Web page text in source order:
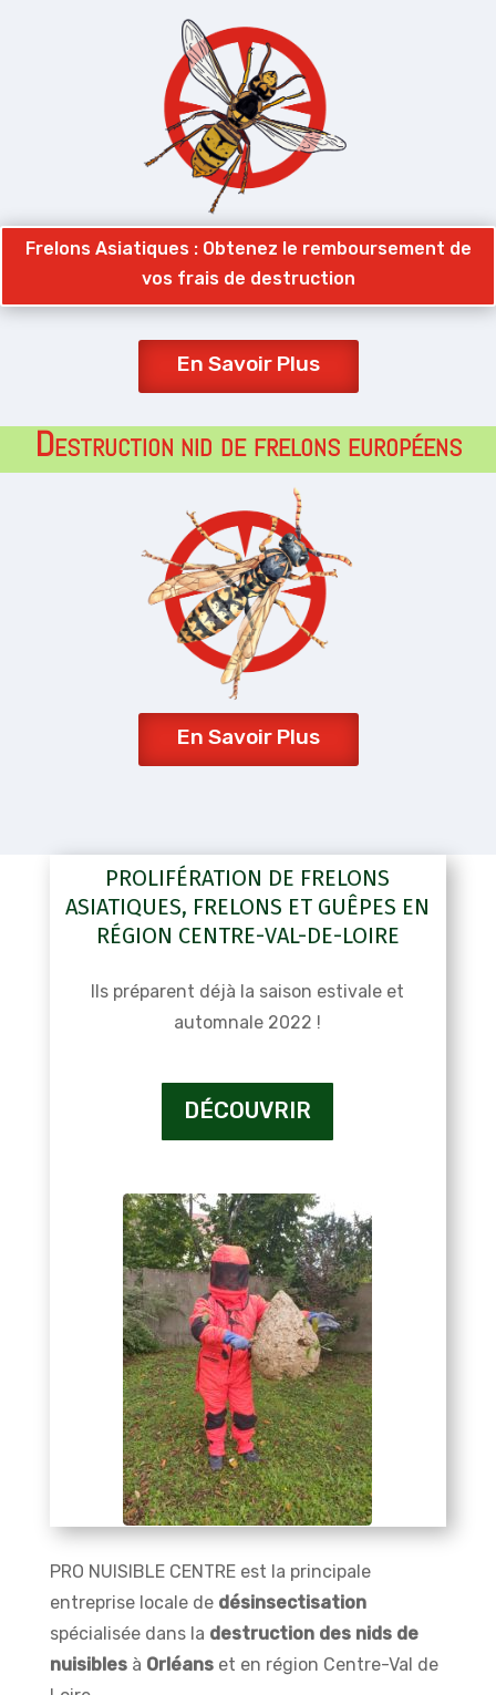
Frelons Asiatiques : Obtenez le remboursement de
vos frais de destruction
En Savoir Plus
Destruction nid de frelons européens
En Savoir Plus
PROLIFÉRATION DE FRELONS
ASIATIQUES, FRELONS ET GUÊPES EN
RÉGION CENTRE-VAL-DE-LOIRE
Ils préparent déjà la saison estivale et
automnale 2022 !
DÉCOUVRIR
PRO NUISIBLE CENTRE est la principale
entreprise locale de désinsectisation
spécialisée dans la destruction des nids de
nuisiblesà Orléanset en région Centre-Val de